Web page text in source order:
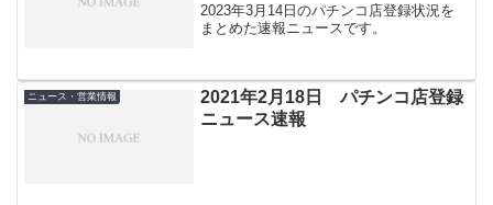
2023年3月14日のパチンコ店登録状況を
まとめた速報ニュースです。
ニュース・営業情報
2021年2月18日 パチンコ店登録
ニュース速報